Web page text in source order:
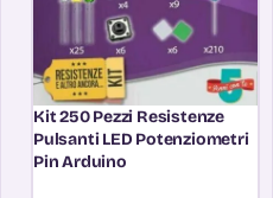
Kit 250 Pezzi Resistenze
Pulsanti LED Potenziometri
Pin Arduino